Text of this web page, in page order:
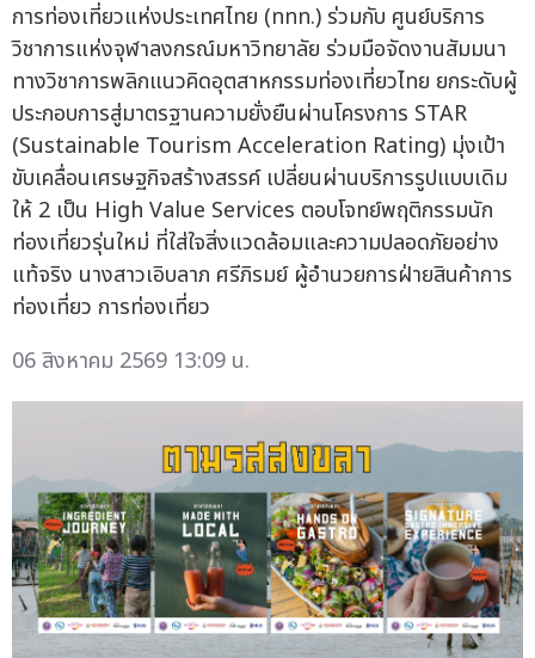
การท่องเที่ยวแห่งประเทศไทย (ททท.) ร่วมกับ ศูนย์บริการ
วิชาการแห่งจุฬาลงกรณ์มหาวิทยาลัย ร่วมมือจัดงานสัมมนา
ทางวิชาการพลิกแนวคิดอุตสาหกรรมท่องเที่ยวไทย ยกระดับผู้
ประกอบการสู่มาตรฐานความยั่งยืนผ่านโครงการ STAR
(Sustainable Tourism Acceleration Rating) มุ่งเป้า
ขับเคลื่อนเศรษฐกิจสร้างสรรค์ เปลี่ยนผ่านบริการรูปแบบเดิม
ให้ 2 เป็น High Value Services ตอบโจทย์พฤติกรรมนัก
ท่องเที่ยวรุ่นใหม่ ที่ใส่ใจสิ่งแวดล้อมและความปลอดภัยอย่าง
แท้จริง นางสาวเอิบลาภ ศรีภิรมย์ ผู้อำนวยการฝ่ายสินค้าการ
ท่องเที่ยว การท่องเที่ยว
06 สิงหาคม 2569 13:09 น.